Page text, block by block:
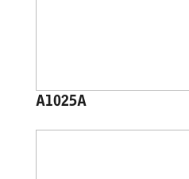
A1025A